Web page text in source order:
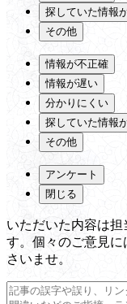
探していた情報
その他
情報が不正確
情報が遅い
分かりにくい
探していた情報
その他
アンケート
閉じる
いただいた内容は
す。個々のご意見
さいませ。